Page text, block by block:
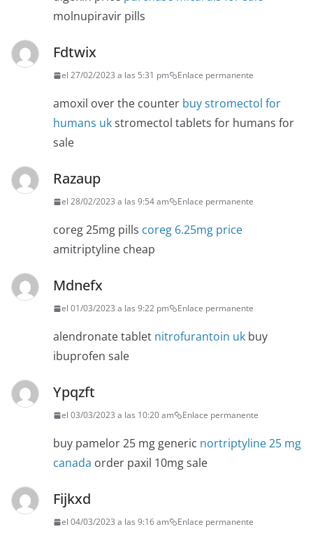
molnupiravir pills
Fdtwix
el 27/02/2023 a las 5:31 pm Enlace permanente
amoxil over the counter buy stromectol for
humans ukstromectol tablets for humans for
sale
Razaup
el 28/02/2023 a las 9:54 am Enlace permanente
coreg 25mg pills coreg 6.25mg price
amitriptyline cheap
Mdnefx
el 01/03/2023 a las 9:22 pm Enlace permanente
alendronate tablet nitrofurantoin uk buy
ibuprofen sale
Ypqzft
el 03/03/2023 a las 10:20 am Enlace permanente
buy pamelor 25 mg generic nortriptyline 25 mg
canada order paxil 10mg sale
Fijkxd
el 04/03/2023 a las 9:16 am Enlace permanente